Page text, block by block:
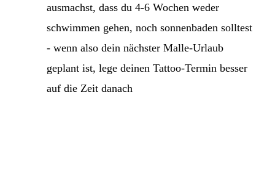
ausmachst, dass du 4-6 Wochen weder
schwimmen gehen, noch sonnenbaden solltest
- wenn also dein nächster Malle-Urlaub
geplant ist, lege deinen Tattoo-Termin besser
auf die Zeit danach